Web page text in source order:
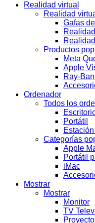
Realidad virtual
Realidad
Gafas
Productos
Meta
Apple
Ray-
Ordenador
Todos los
Portátil
Categorías
Apple
Portátil
iMac
Mostrar
Mostrar
Monitor
TV